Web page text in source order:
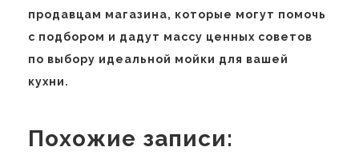
продавцам магазина, которые могут помочь
с подбором и дадут массу ценных советов
по выбору идеальной мойки для вашей
кухни.
Похожие записи: